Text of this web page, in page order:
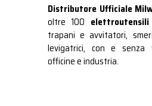
Distributore Ufficiale
oltre 100
trapani e avvitatori,
levigatrici, con e senza
officine e industria.
NESSUN ACCOUNTCREA UN NUOVO
Contattaci